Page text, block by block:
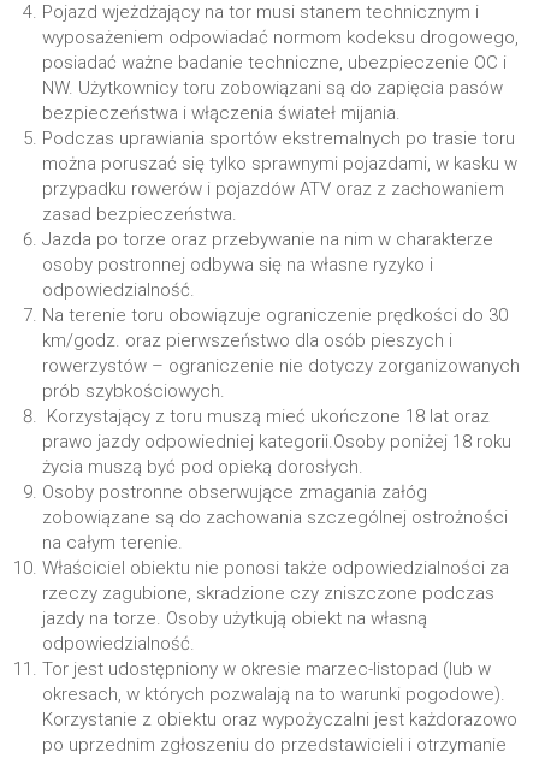
Pojazd wjeżdżający na tor musi stanem technicznym i
wyposażeniem odpowiadać normom kodeksu drogowego,
posiadać ważne badanie techniczne, ubezpieczenie OC i
NW. Użytkownicy toru zobowiązani są do zapięcia pasów
bezpieczeństwa i włączenia świateł mijania.
Podczas uprawiania sportów ekstremalnych po trasie toru
można poruszać się tylko sprawnymi pojazdami, w kasku w
przypadku rowerów i pojazdów ATV oraz z zachowaniem
zasad bezpieczeństwa.
Jazda po torze oraz przebywanie na nim w charakterze
osoby postronnej odbywa się na własne ryzyko i
odpowiedzialność.
Na terenie toru obowiązuje ograniczenie prędkości do 30
km/godz. oraz pierwszeństwo dla osób pieszych i
rowerzystów – ograniczenie nie dotyczy zorganizowanych
prób szybkościowych.
Korzystający z toru muszą mieć ukończone 18 lat oraz
prawo jazdy odpowiedniej kategorii.Osoby poniżej 18 roku
życia muszą być pod opieką dorosłych.
Osoby postronne obserwujące zmagania załóg
zobowiązane są do zachowania szczególnej ostrożności
na całym terenie.
Właściciel obiektu nie ponosi także odpowiedzialności za
rzeczy zagubione, skradzione czy zniszczone podczas
jazdy na torze. Osoby użytkują obiekt na własną
odpowiedzialność.
Tor jest udostępniony w okresie marzec-listopad (lub w
okresach, w których pozwalają na to warunki pogodowe).
Korzystanie z obiektu oraz wypożyczalni jest każdorazowo
po uprzednim zgłoszeniu do przedstawicieli i otrzymanie